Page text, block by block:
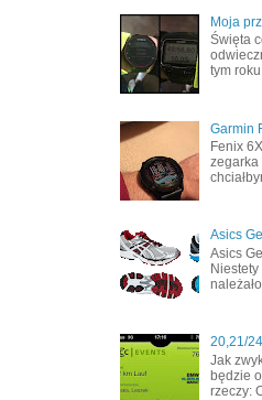
Moja
Święta
tym
Garmin
Fenix
zegarka
Asics
Asics
20,21/
Jak
będzie
rzeczy: